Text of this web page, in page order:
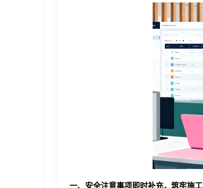
一、安全注意事项即时补充，筑牢施